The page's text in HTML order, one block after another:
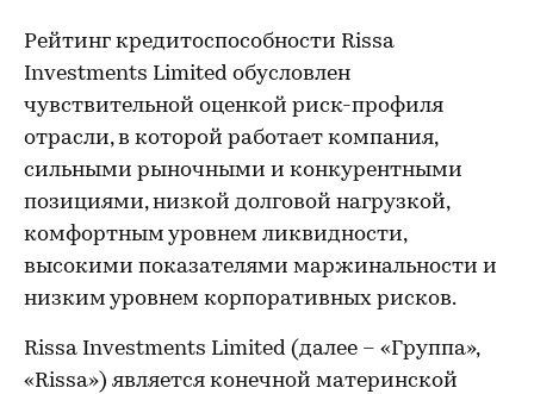
Рейтинг кредитоспособности Rissa
Investments Limited обусловлен
чувствительной оценкой риск-профиля
отрасли, в которой работает компания,
сильными рыночными и конкурентными
позициями, низкой долговой нагрузкой,
комфортным уровнем ликвидности,
высокими показателями маржинальности и
низким уровнем корпоративных рисков.
Rissa Investments Limited (далее – «Группа»,
«Rissa») является конечной материнской